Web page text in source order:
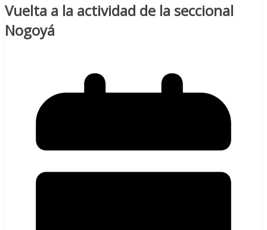
Vuelta a la actividad de la seccional
Nogoyá